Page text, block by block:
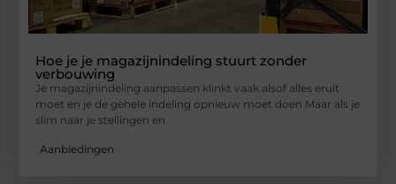
Hoe je je magazijnindeling stuurt zonder
verbouwing
Je magazijnindeling aanpassen klinkt vaak alsof alles eruit
moet en je de gehele indeling opnieuw moet doen Maar als je
slim naar je stellingen en
Aanbiedingen